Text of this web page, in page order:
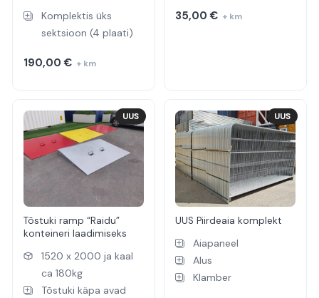
Komplektis üks
sektsioon (4 plaati)
190,00€ + km
35,00€ + km
Tõstuki ramp “Raidu”
konteineri laadimiseks
1520 x 2000 ja kaal
ca 180kg
Tõstuki käpa avad
UUS
UUS Piirdeaia komplekt
Aiapaneel
Alus
Klamber
UUS